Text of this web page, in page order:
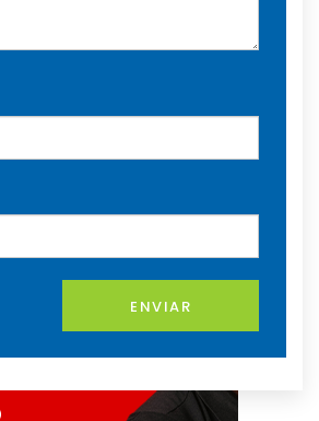
ENVIAR